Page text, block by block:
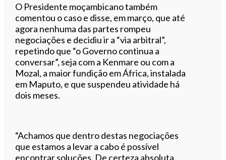
O Presidente moçambicano também
comentou o caso e disse, em março, que até
agora nenhuma das partes rompeu
negociações e decidiu ir a “via arbitral”,
repetindo que “o Governo continua a
conversar”, seja com a Kenmare ou com a
Mozal, a maior fundição em África, instalada
em Maputo, e que suspendeu atividade há
dois meses.
“Achamos que dentro destas negociações
que estamos a levar a cabo é possível
encontrar soluções. De certeza absoluta,